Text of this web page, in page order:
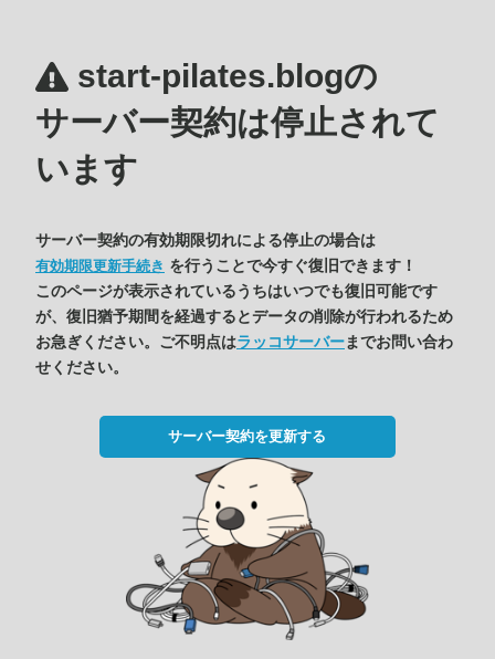
start-pilates.blogの
サーバー契約は停止されて
います
サーバー契約の有効期限切れによる停止の場合は
有効期限更新手続き を行うことで今すぐ復旧できます！
このページが表示されているうちはいつでも復旧可能です
が、復旧猶予期間を経過するとデータの削除が行われるため
お急ぎください。ご不明点はラッコサーバーまでお問い合わ
せください。
サーバー契約を更新する